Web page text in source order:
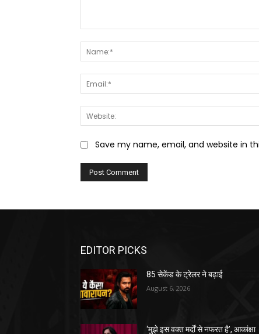
Save my name, email, and website in
EDITOR PICKS
85 सेकेंड के ट्रेलर ने बढ़ाई
August 6, 2026
‘मुझे इस वक्त मर्दों से नफरत है’, आकांक्षा